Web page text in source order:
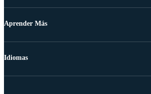
Aprender Más
Idiomas